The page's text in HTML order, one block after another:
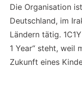
Die Organisation
Deutschland, im
Ländern tätig.
1 Year“ steht, weil
Zukunft eines